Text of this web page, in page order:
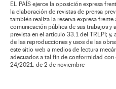
EL PAÍS ejerce la oposición expresa
la elaboración de revistas de prensa
también realiza la reserva expresa
comunicación pública de sus trabajos y
prevista en el artículo 33.1 del TRLPI; y,
de las reproducciones y usos de las
este sitio web a medios de lectura
adecuados a tal fin de conformidad
24/2021, de 2 de noviembre